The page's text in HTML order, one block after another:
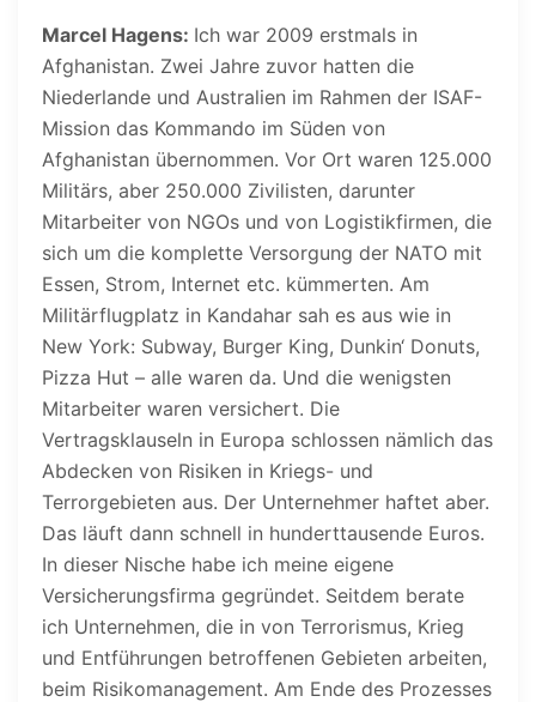
Marcel Hagens: Ich war 2009 erstmals in
Afghanistan. Zwei Jahre zuvor hatten die
Niederlande und Australien im Rahmen der ISAF-
Mission das Kommando im Süden von
Afghanistan übernommen. Vor Ort waren 125.000
Militärs, aber 250.000 Zivilisten, darunter
Mitarbeiter von NGOs und von Logistikfirmen, die
sich um die komplette Versorgung der NATO mit
Essen, Strom, Internet etc. kümmerten. Am
Militärflugplatz in Kandahar sah es aus wie in
New York: Subway, Burger King, Dunkin‘ Donuts,
Pizza Hut – alle waren da. Und die wenigsten
Mitarbeiter waren versichert. Die
Vertragsklauseln in Europa schlossen nämlich das
Abdecken von Risiken in Kriegs- und
Terrorgebieten aus. Der Unternehmer haftet aber.
Das läuft dann schnell in hunderttausende Euros.
In dieser Nische habe ich meine eigene
Versicherungsfirma gegründet. Seitdem berate
ich Unternehmen, die in von Terrorismus, Krieg
und Entführungen betroffenen Gebieten arbeiten,
beim Risikomanagement. Am Ende des Prozesses